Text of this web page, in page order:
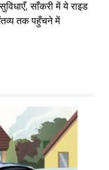
साँकरी में ये राइड
तक पहुँचने में